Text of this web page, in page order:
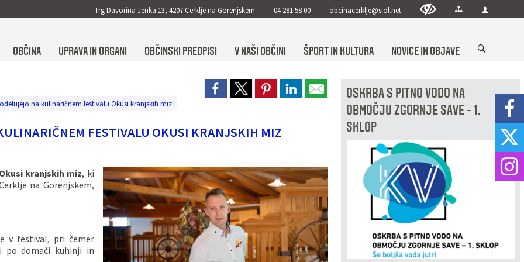
Trg Davorina Jenka 13, 4207 Cerklje na Gorenjskem 04 281 58 00 obcinacerklje@siol.net
OBČINA UPRAVA IN ORGANI OBČINSKI PREDPISI V NAŠI OBČINI ŠPORT IN KULTURA NOVICE IN OBJAVE
na kulinaričnem festivalu Okusi kranjskih miz
FESTIVALU OKUSI KRANJSKIH MIZ
Okusi kranjskih miz, ki
na Gorenjskem,
v festival, pri čemer
domači kuhinji in
OSKRBA S PITNO VODO NA
OBMOČJU ZGORNJE SAVE - 1.
SKLOP